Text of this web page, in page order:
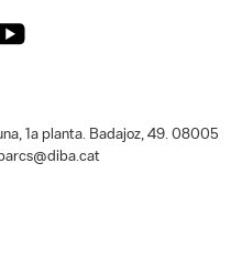
1a planta. Badajoz, 49. 08005